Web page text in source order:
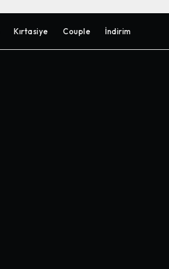
Kırtasiye Couple İndirim